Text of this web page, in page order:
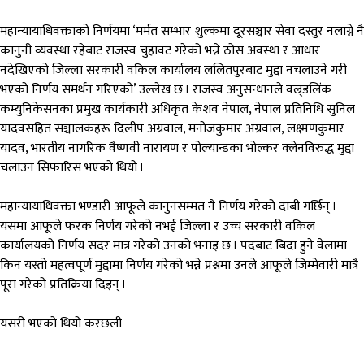
महान्यायाधिवक्ताको निर्णयमा ‘मर्मत सम्भार शुल्कमा दूरसञ्चार सेवा दस्तुर नलाग्ने नै
कानुनी व्यवस्था रहेबाट राजस्व चुहावट गरेको भन्ने ठोस अवस्था र आधार
नदेखिएको जिल्ला सरकारी वकिल कार्यालय ललितपुरबाट मुद्दा नचलाउने गरी
भएको निर्णय समर्थन गरिएको’ उल्लेख छ । राजस्व अनुसन्धानले वल्र्डलिंक
कम्युनिकेसनका प्रमुख कार्यकारी अधिकृत केशव नेपाल, नेपाल प्रतिनिधि सुनिल
यादवसहित सञ्चालकहरू दिलीप अग्रवाल, मनोजकुमार अग्रवाल, लक्ष्मणकुमार
यादव, भारतीय नागरिक वैष्णवी नारायण र पोल्यान्डका भोल्कर क्लेनविरुद्ध मुद्दा
चलाउन सिफारिस भएको थियो ।
महान्यायाधिवक्ता भण्डारी आफूले कानुनसम्मत नै निर्णय गरेको दाबी गर्छिन् ।
यसमा आफूले फरक निर्णय गरेको नभई जिल्ला र उच्च सरकारी वकिल
कार्यालयको निर्णय सदर मात्र गरेको उनको भनाइ छ । पदबाट बिदा हुने वेलामा
किन यस्तो महत्वपूर्ण मुद्दामा निर्णय गरेको भन्ने प्रश्नमा उनले आफूले जिम्मेवारी मात्रै
पूरा गरेको प्रतिक्रिया दिइन् ।
यसरी भएको थियो करछली